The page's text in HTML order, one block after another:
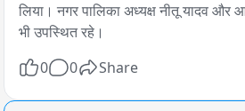
लिया। नगर पालिका अध्यक्ष नीतू यादव और
भी उपस्थित रहे।
0
0 Share